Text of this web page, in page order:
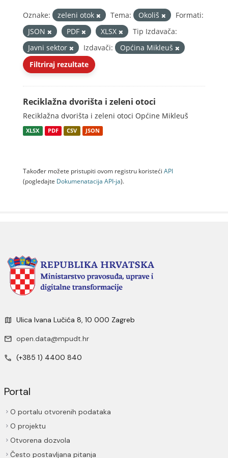
Oznake: zeleni otok Tema: Okoliš
Formati:
JSON
PDF XLSX
Tip Izdavača:
Javni sektor
Izdavači:
Općina Mikleuš
Filtriraj rezultate
Reciklažna dvorišta i zeleni otoci
Reciklažna dvorišta i zeleni otoci Općine Mikleuš
XLSX PDF CSV JSON
Također možete pristupiti ovom registru koristeći API
(pogledajte Dokumenаtаcijа API-jа).